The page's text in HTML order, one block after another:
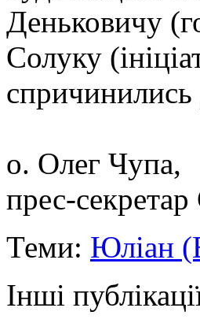
Деньковичу
Солуку
спричинились
о. Олег Чупа,
прес-
Теми: Юліан
Інші